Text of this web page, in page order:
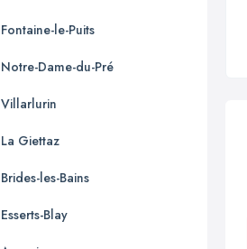
Fontaine-le-Puits
Notre-Dame-du-Pré
Villarlurin
La Giettaz
Brides-les-Bains
Esserts-Blay